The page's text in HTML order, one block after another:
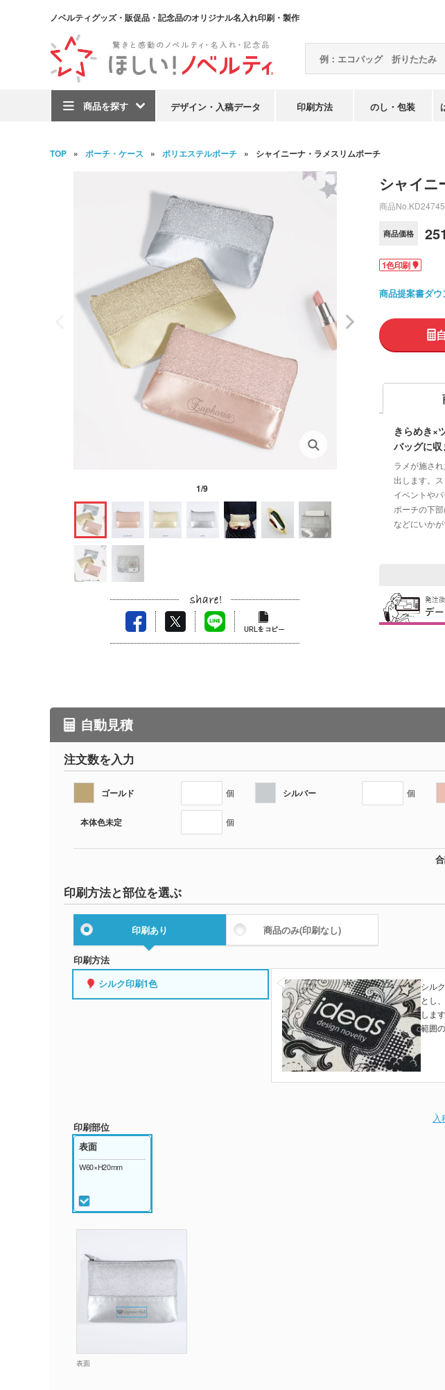
ノベルティグッズ・販促品・記念品のオリジナル名入れ印刷・製作
商品を探す デザイン・入稿データ 印刷方法 のし・包装
TOP ポーチ・ケース ポリエステルポーチ シャイニーナ・ラメスリムポーチ
1/9
シャイニ
商品No.
商品価格 251
1色印刷
商品提案書ダウ
きらめき×
バッグに
ラメが施さ
出します。
イベントや
ポーチの下
などにいか
自動見積
注文数を入力
ゴールド 個 シルバー 個
本体色未定 個
印刷方法と部位を選ぶ
印刷あり 商品のみ(印刷なし)
印刷方法
シルク印刷1色
シル
とし
しま
範囲
印刷部位
表面
W60×H20mm
表面